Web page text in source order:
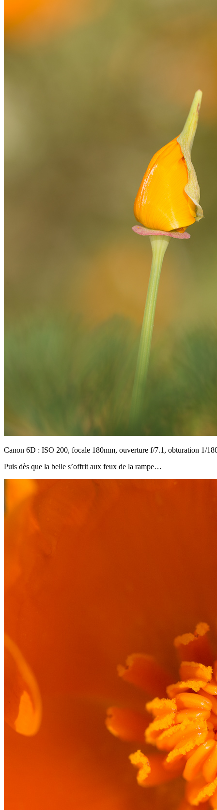
Canon 6D : ISO 200, focale 180mm, ouverture f/7.1, obturation 1/
Puis dès que la belle s’offrit aux feux de la rampe…